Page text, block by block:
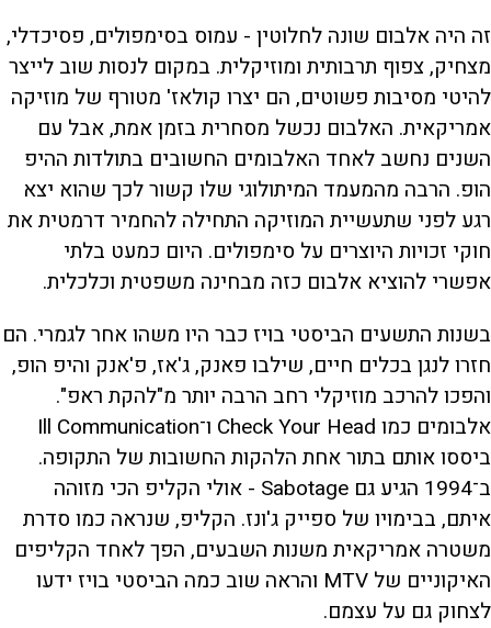
זה היה אלבום שונה לחלוטין - עמוס בסימפולים, פסיכדלי,
מצחיק, צפוף תרבותית ומוזיקלית. במקום לנסות שוב לייצר
להיטי מסיבות פשוטים, הם יצרו קולאז' מטורף של מוזיקה
אמריקאית. האלבום נכשל מסחרית בזמן אמת, אבל עם
השנים נחשב לאחד האלבומים החשובים בתולדות ההיפ
הופ. הרבה מהמעמד המיתולוגי שלו קשור לכך שהוא יצא
רגע לפני שתעשיית המוזיקה התחילה להחמיר דרמטית את
חוקי זכויות היוצרים על סימפולים. היום כמעט בלתי
אפשרי להוציא אלבום כזה מבחינה משפטית וכלכלית.
בשנות התשעים הביסטי בויז כבר היו משהו אחר לגמרי. הם
חזרו לנגן בכלים חיים, שילבו פאנק, ג'אז, פ'אנק והיפ הופ,
והפכו להרכב מוזיקלי רחב הרבה יותר מ"להקת ראפ".
אלבומים כמו Check Your Head ו־Ill Communication
ביססו אותם בתור אחת הלהקות החשובות של התקופה.
ב־1994 הגיע גם Sabotage - אולי הקליפ הכי מזוהה
איתם, בבימויו של ספייק ג'ונז. הקליפ, שנראה כמו סדרת
משטרה אמריקאית משנות השבעים, הפך לאחד הקליפים
האיקוניים של MTV והראה שוב כמה הביסטי בויז ידעו
לצחוק גם על עצמם.